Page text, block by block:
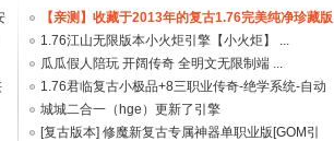
【亲测】收藏于2013年的复古1.76完美纯净珍藏版
...
1.76江山无限版本小火炬引擎【小火炬】 ...
瓜瓜假人陪玩 开阔传奇 全明文无限制端 ...
1.76君临复古小极品+8三职业传奇-绝学系统-自动
回收- ...
城城二合一（hge）更新了引擎
[复古版本] 修魔新复古专属神器单职业版[GOM引